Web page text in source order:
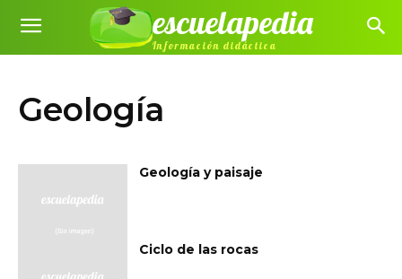
escuelapedia
Información didáctica
Geología
Geología y paisaje
Ciclo de las rocas